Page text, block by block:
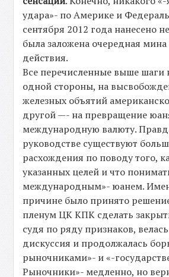
удара»- по Америке и
сентября 2012 года нанесено
была заложена очередная
действия.
Все перечисленные выше шаги
одной стороны, на
железных объятий
другой —- на превращение
международную валюту.
руководстве существуют
расхождения по поводу того,
указанных целей и что
международным»- юанем.
причине было принято
пленум ЦК КПК сделать
судя по ряду признаков,
дискуссия и продолжалась
рыночниками»- и «-
Рыночники»- медленно, но